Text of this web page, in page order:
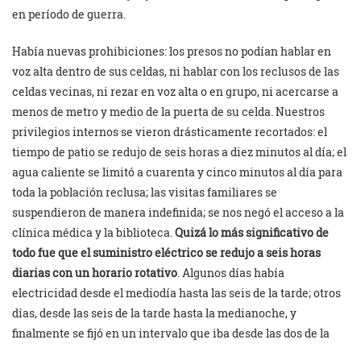
en período de guerra.
Había nuevas prohibiciones: los presos no podían hablar en
voz alta dentro de sus celdas, ni hablar con los reclusos de las
celdas vecinas, ni rezar en voz alta o en grupo, ni acercarse a
menos de metro y medio de la puerta de su celda. Nuestros
privilegios internos se vieron drásticamente recortados: el
tiempo de patio se redujo de seis horas a diez minutos al día; el
agua caliente se limitó a cuarenta y cinco minutos al día para
toda la población reclusa; las visitas familiares se
suspendieron de manera indefinida; se nos negó el acceso a la
clínica médica y la biblioteca. Quizá lo más significativo de
todo fue que el suministro eléctrico se redujo a seis horas
diarias con un horario rotativo . Algunos días había
electricidad desde el mediodía hasta las seis de la tarde; otros
días, desde las seis de la tarde hasta la medianoche, y
finalmente se fijó en un intervalo que iba desde las dos de la